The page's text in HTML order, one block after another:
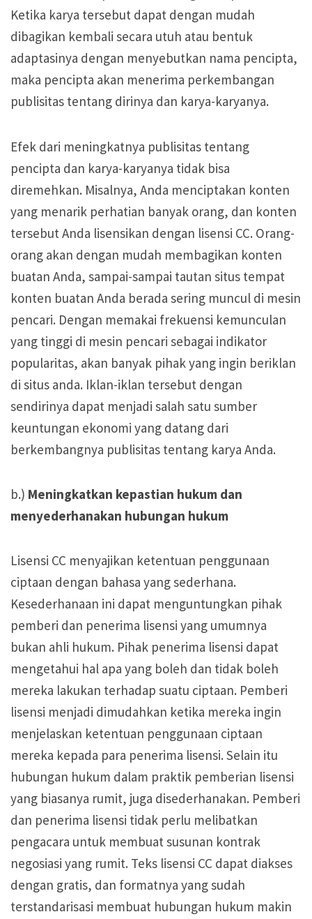
Ketika karya tersebut dapat dengan mudah
dibagikan kembali secara utuh atau bentuk
adaptasinya dengan menyebutkan nama pencipta,
maka pencipta akan menerima perkembangan
publisitas tentang dirinya dan karya-karyanya.
Efek dari meningkatnya publisitas tentang
pencipta dan karya-karyanya tidak bisa
diremehkan. Misalnya, Anda menciptakan konten
yang menarik perhatian banyak orang, dan konten
tersebut Anda lisensikan dengan lisensi CC. Orang-
orang akan dengan mudah membagikan konten
buatan Anda, sampai-sampai tautan situs tempat
konten buatan Anda berada sering muncul di mesin
pencari. Dengan memakai frekuensi kemunculan
yang tinggi di mesin pencari sebagai indikator
popularitas, akan banyak pihak yang ingin beriklan
di situs anda. Iklan-iklan tersebut dengan
sendirinya dapat menjadi salah satu sumber
keuntungan ekonomi yang datang dari
berkembangnya publisitas tentang karya Anda.
b.) Meningkatkan kepastian hukum dan
menyederhanakan hubungan hukum
Lisensi CC menyajikan ketentuan penggunaan
ciptaan dengan bahasa yang sederhana.
Kesederhanaan ini dapat menguntungkan pihak
pemberi dan penerima lisensi yang umumnya
bukan ahli hukum. Pihak penerima lisensi dapat
mengetahui hal apa yang boleh dan tidak boleh
mereka lakukan terhadap suatu ciptaan. Pemberi
lisensi menjadi dimudahkan ketika mereka ingin
menjelaskan ketentuan penggunaan ciptaan
mereka kepada para penerima lisensi. Selain itu
hubungan hukum dalam praktik pemberian lisensi
yang biasanya rumit, juga disederhanakan. Pemberi
dan penerima lisensi tidak perlu melibatkan
pengacara untuk membuat susunan kontrak
negosiasi yang rumit. Teks lisensi CC dapat diakses
dengan gratis, dan formatnya yang sudah
terstandarisasi membuat hubungan hukum makin